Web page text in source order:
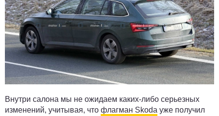
Внутри салона мы не ожидаем каких-либо серьезных
изменений, учитывая, что флагман Skoda уже получил